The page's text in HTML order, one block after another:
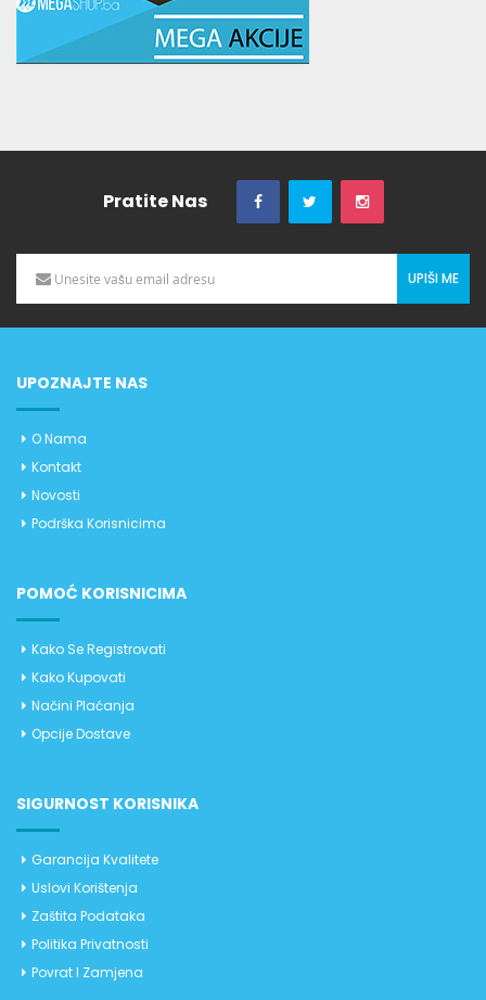
Pratite Nas
UPIŠI ME
UPOZNAJTE NAS
O Nama
Kontakt
Novosti
Podrška Korisnicima
POMOĆ KORISNICIMA
Kako Se Registrovati
Kako Kupovati
Načini Plaćanja
Opcije Dostave
SIGURNOST KORISNIKA
Garancija Kvalitete
Uslovi Korištenja
Zaštita Podataka
Politika Privatnosti
Povrat I Zamjena